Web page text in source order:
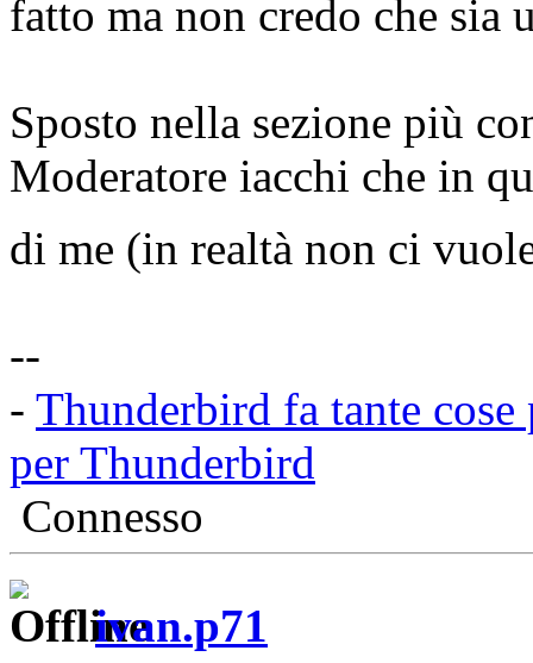
fatto ma non credo che sia
Sposto nella sezione più
Moderatore iacchi che in
di me (in realtà non ci
--
- Thunderbird fa tante cose
per Thunderbird
Connesso
ivan.p71